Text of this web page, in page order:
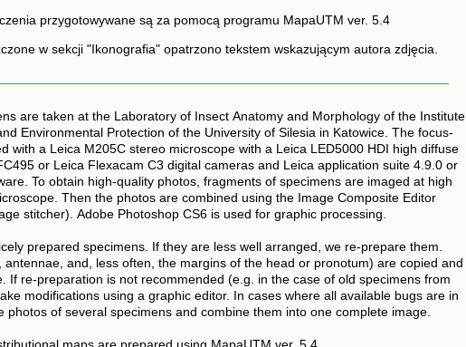
przygotowywane są za pomocą programu MapaUTM ver. 5.4
w sekcji "Ikonografia" opatrzono tekstem wskazującym autora zdjęcia.
are taken at the Laboratory of Insect Anatomy and Morphology of the Institute
Environmental Protection of the University of Silesia in Katowice. The focus-
with a Leica M205C stereo microscope with a Leica LED5000 HDI high diffuse
or Leica Flexacam C3 digital cameras and Leica application suite 4.9.0 or
To obtain high-quality photos, fragments of specimens are imaged at high
Then the photos are combined using the Image Composite Editor
stitcher). Adobe Photoshop CS6 is used for graphic processing.
prepared specimens. If they are less well arranged, we re-prepare them.
antennae, and, less often, the margins of the head or pronotum) are copied and
If re-preparation is not recommended (e.g. in the case of old specimens from
modifications using a graphic editor. In cases where all available bugs are in
photos of several specimens and combine them into one complete image.